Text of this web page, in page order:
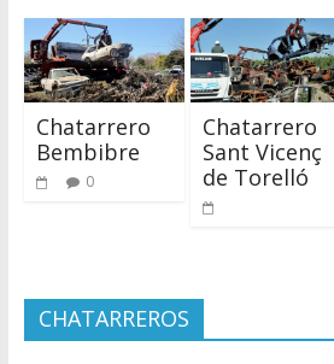
Chatarrero
Bembibre
0
Chatarrero
Sant Vicenç
de Torelló
CHATARREROS